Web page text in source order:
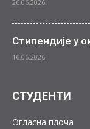
26.06.2026.
Стипендије у
16.06.2026.
СТУДЕНТИ
Огласна плоча